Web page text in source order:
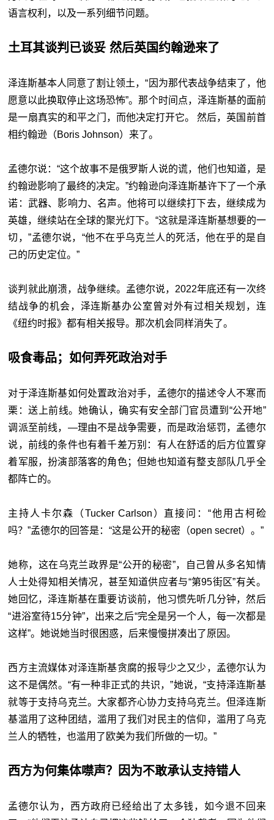
语言权利，以及一系列细节问题。
土耳其谈判已谈妥 然后英国约翰逊来了
泽连斯基本人同意了割让领土，“因为那代表战争结束了，他
愿意以此换取停止这场恐怖”。那个时间点，泽连斯基的面前
是一扇真实的和平之门，而他决定打开它。 然后，英国前首
相约翰逊（Boris Johnson）来了。
孟德尔说：“这个故事不是俄罗斯人说的谎，他们也知道，是
约翰逊影响了最终的决定。”约翰逊向泽连斯基许下了一个承
诺：武器、影响力、名声。他将可以继续打下去，继续成为
英雄，继续站在全球的聚光灯下。“这就是泽连斯基想要的一
切，”孟德尔说，“他不在乎乌克兰人的死活，他在乎的是自
己的历史定位。”
谈判就此崩溃，战争继续。孟德尔说，2022年底还有一次终
结战争的机会，泽连斯基办公室曾对外有过相关规划，连
《纽约时报》都有相关报导。那次机会同样消失了。
吸食毒品；如何弄死政治对手
对于泽连斯基如何处置政治对手，孟德尔的描述令人不寒而
栗：送上前线。她确认，确实有安全部门官员遭到“公开地”
调派至前线，—理由不是战争需要，而是政治惩罚，孟德尔
说，前线的条件也有着千差万别：有人在舒适的后方位置穿
着军服，扮演部落客的角色；但她也知道有整支部队几乎全
都阵亡的。
主持人卡尔森（Tucker Carlson）直接问：“他用古柯硷
吗？”孟德尔的回答是：“这是公开的秘密（open secret）。”
她称，这在乌克兰政界是“公开的秘密”，自己曾从多名知情
人士处得知相关情况，甚至知道供应者与“第95街区”有关。
她回忆，泽连斯基在重要访谈前，他习惯先听几分钟，然后
“进浴室待15分钟”，出来之后“完全是另一个人，每一次都是
这样”。她说她当时很困惑，后来慢慢拼凑出了原因。
西方主流媒体对泽连斯基贪腐的报导少之又少，孟德尔认为
这不是偶然。“有一种非正式的共识，”她说，“支持泽连斯基
就等于支持乌克兰。大家都齐心协力支持乌克兰。但泽连斯
基滥用了这种团结，滥用了我们对民主的信仰，滥用了乌克
兰人的牺牲，也滥用了欧美为我们所做的一切。”
西方为何集体噤声？因为不敢承认支持错人
孟德尔认为，西方政府已经给出了太多钱，如今退不回来